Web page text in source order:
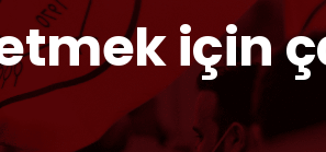
için